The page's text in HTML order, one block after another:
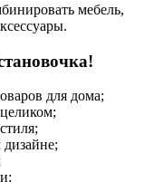
мебель,
для дома;